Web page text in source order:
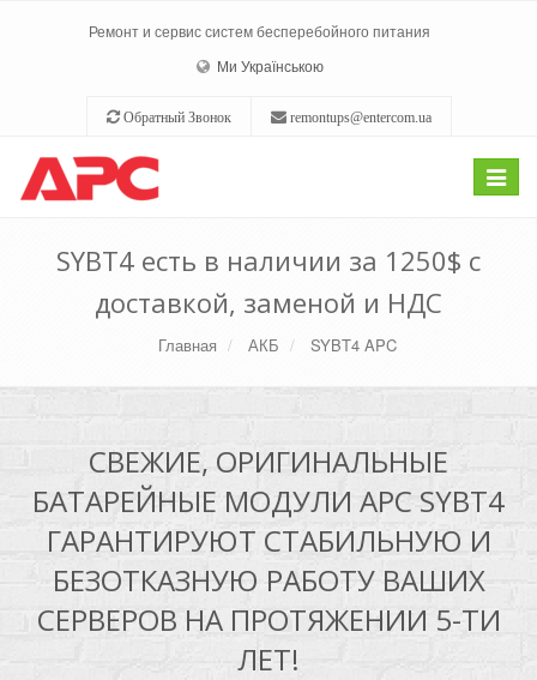
Ремонт и сервис систем бесперебойного питания
Ми Українською
Обратный Звонок remontups@entercom.ua
Toggle
SYBT4 есть в наличии за 1250$ с
доставкой, заменой и НДС
Главная АКБ SYBT4 APC
СВЕЖИЕ, ОРИГИНАЛЬНЫЕ
БАТАРЕЙНЫЕ МОДУЛИ APC SYBT4
ГАРАНТИРУЮТ СТАБИЛЬНУЮ И
БЕЗОТКАЗНУЮ РАБОТУ ВАШИХ
СЕРВЕРОВ НА ПРОТЯЖЕНИИ 5-ТИ
ЛЕТ!